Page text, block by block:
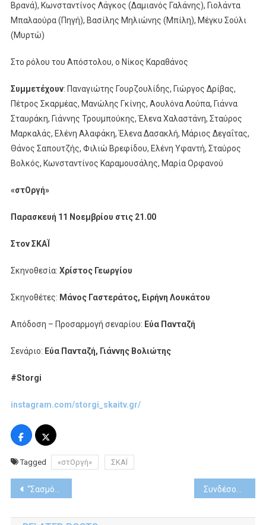
Βρανά), Κωνσταντίνος Λάγκος (Δαμιανός Γαλάνης), Γιολάντα
Μπαλαούρα (Πηγή), Βασίλης Μηλιώνης (Μπίλη), Μέγκυ Σούλι
(Μυρτώ)
Στο ρόλου του Απόστολου, ο Νίκος Καραθάνος
Συμμετέχουν: Παναγιώτης Γουρζουλίδης, Γιώργος Δρίβας,
Πέτρος Σκαρμέας, Μανώλης Γκίνης, Αουλόνα Λούπα, Γιάννα
Σταυράκη, Γιάννης Τρουμπούκης, Έλενα Χαλαστάνη, Σταύρος
Μαρκαλάς, Ελένη Αλαφάκη, Έλενα Δασακλή, Μάριος Δεγαΐτας,
Θάνος Σαπουτζής, Φιλιώ Βρεφίδου, Ελένη Υφαντή, Σταύρος
Βολκός, Κωνσταντίνος Καραμουσάλης, Μαρία Ορφανού
«στΟργή»
Παρασκευή 11 Νοεμβρίου στις 21.00
Στον ΣΚΑΪ
Σκηνοθεσία: Χρίστος Γεωργίου
Σκηνοθέτες: Μάνος Γαστεράτος, Ειρήνη Λουκάτου
Απόδοση – Προσαρμογή σεναρίου: Εύα Πανταζή
Σενάριο: Εύα Πανταζή, Γιάννης Βολιώτης
#Storgi
instagram.com/storgi_skaitv.gr/
Tagged «στΟργή» ΣΚΑΪ
Post
navigation
“Σασμός”: Αγεφύρωτη η απόσταση ανάμεσα σε Αργυρώ και Σταύρο. Συνδέσου με την ιστορία σου: Μια συνεργασία της ΕΡΤ με το Istorima